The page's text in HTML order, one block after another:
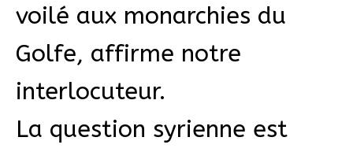
voilé aux monarchies du
Golfe, affirme notre
interlocuteur.
La question syrienne est